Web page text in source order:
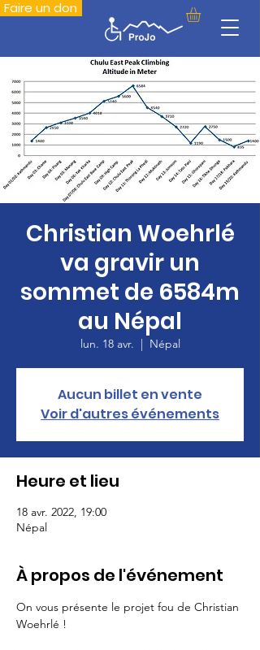
Faire un don
Christian Woehrlé
va gravir un
sommet de 6584m
au Népal
lun. 18 avr.
  |
Népal
Aucun billet en vente
Voir d'autres événements
Heure et lieu
18 avr. 2022, 19:00
Népal
À propos de l'événement
On vous présente le projet fou de Christian
Woehrlé !